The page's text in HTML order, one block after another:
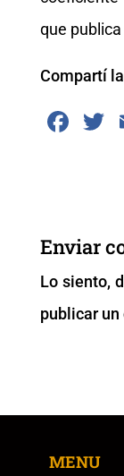
que publica
Compartí
F
b
o
o
k
Enviar
Lo siento,
publicar
MENU